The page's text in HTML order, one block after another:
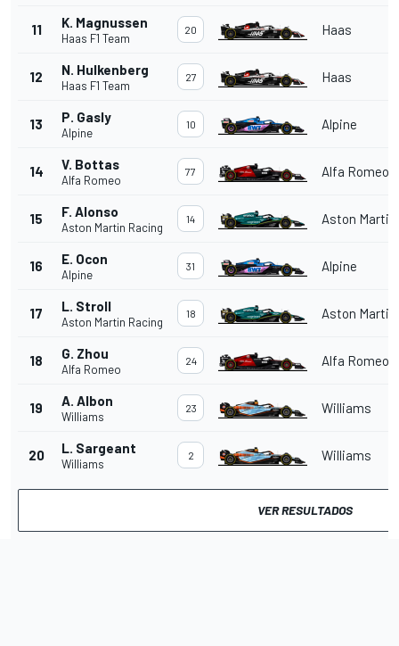
11 K. Magnussen
Haas F1 Team
20 Haas
12 N. Hulkenberg
Haas F1 Team
27 Haas
13 P. Gasly
Alpine
10 Alpine
14 V. Bottas
Alfa Romeo
77 Alfa Romeo
15 F. Alonso
Aston Martin Racing
14 Aston Martin
16 E. Ocon
Alpine
31 Alpine
17 L. Stroll
Aston Martin Racing
18 Aston Martin
18 G. Zhou
Alfa Romeo
24 Alfa Romeo
19 A. Albon
Williams
23 Williams
20 L. Sargeant
Williams
2 Williams
VER RESULTADOS